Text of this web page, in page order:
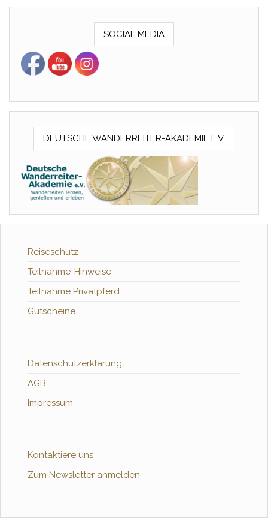
SOCIAL MEDIA
DEUTSCHE WANDERREITER-AKADEMIE E.V.
Reiseschutz
Teilnahme-Hinweise
Teilnahme Privatpferd
Gutscheine
Datenschutzerklärung
AGB
Impressum
Kontaktiere uns
Zum Newsletter anmelden